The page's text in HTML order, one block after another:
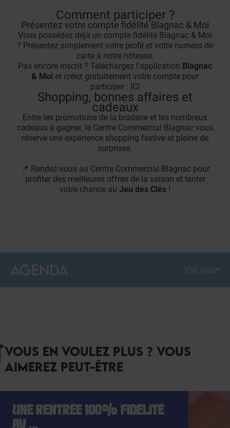
Comment participer ?
Présentez votre compte fidélité Blagnac & Moi
Vous possédez déjà un compte fidélité Blagnac & Moi
? Présentez simplement votre profil et votre numéro de
carte à notre hôtesse.
Pas encore inscrit ? Téléchargez l'application Blagnac
& Moi et créez gratuitement votre compte pour
participer : ICI
Shopping, bonnes affaires et
cadeaux
Entre les promotions de la braderie et les nombreux
cadeaux à gagner, le Centre Commercial Blagnac vous
réserve une expérience shopping festive et pleine de
surprises.
📍 Rendez-vous au Centre Commercial Blagnac pour
profiter des meilleures offres de la saison et tenter
votre chance au Jeu des Clés !
AGENDA Voir plus
VOUS EN VOULEZ PLUS ? VOUS
AIMEREZ PEUT-ÊTRE
UNE RENTRÉE 100% FIDÉLITÉ
AV ...